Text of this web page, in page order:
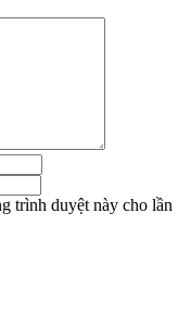
trình duyệt này cho lần